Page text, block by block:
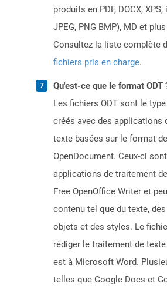
produits en PDF, DOCX, XPS,
JPEG, PNG BMP), MD et
Consultez la liste complète
fichiers pris en charge.
Qu'est-ce que le format ODT
Les fichiers ODT sont le
créés avec des applications
texte basées sur le format
OpenDocument. Ceux-ci
applications de traitement
Free OpenOffice Writer et
contenu tel que du texte,
objets et des styles. Le
rédiger le traitement de
est à Microsoft Word.
telles que Google Docs et